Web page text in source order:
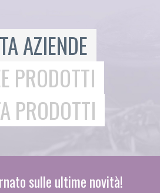
AZIENDE
PRODOTTI
PRODOTTI
sulle ultime novità!